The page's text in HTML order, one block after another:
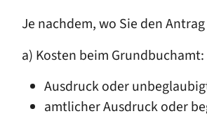
Je nachdem, wo Sie den
a) Kosten beim Grundbuchamt:
Ausdruck oder
amtlicher Ausdruck oder